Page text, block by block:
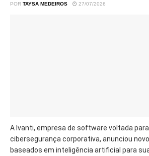
POR TAYSA MEDEIROS 27/07/2026
A Ivanti, empresa de software voltada
cibersegurança corporativa, anunciou
baseados em inteligência artificial para